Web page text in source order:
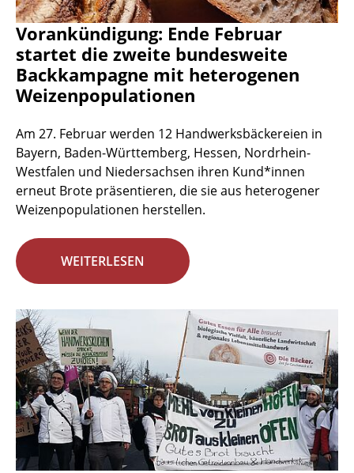
Vorankündigung: Ende Februar
startet die zweite bundesweite
Backkampagne mit heterogenen
Weizenpopulationen
Am 27. Februar werden 12 Handwerksbäckereien in
Bayern, Baden-Württemberg, Hessen, Nordrhein-
Westfalen und Niedersachsen ihren Kund*innen
erneut Brote präsentieren, die sie aus heterogener
Weizenpopulationen herstellen.
WEITERLESEN